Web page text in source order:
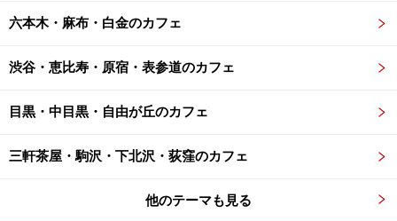
六本木・麻布・白金のカフェ
渋谷・恵比寿・原宿・表参道のカフェ
目黒・中目黒・自由が丘のカフェ
三軒茶屋・駒沢・下北沢・荻窪のカフェ
他のテーマも見る